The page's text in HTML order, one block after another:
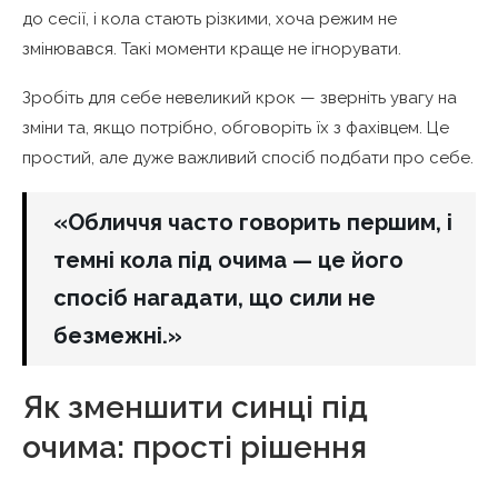
до сесії, і кола стають різкими, хоча режим не
змінювався. Такі моменти краще не ігнорувати.
Зробіть для себе невеликий крок — зверніть увагу на
зміни та, якщо потрібно, обговоріть їх з фахівцем. Це
простий, але дуже важливий спосіб подбати про себе.
«Обличчя часто говорить першим, і
темні кола під очима — це його
спосіб нагадати, що сили не
безмежні.»
Як зменшити синці під
очима: прості рішення